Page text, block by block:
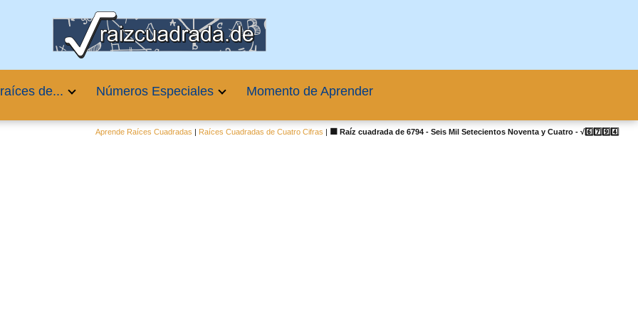
de... Números Especiales Momento de Aprender
Aprende Raíces Cuadradas | Raíces Cuadradas de Cuatro Cifras | 🟦 Raíz cuadrada de 6794 - Seis Mil Setecientos Noventa y Cuatro - √6️⃣7️⃣9️⃣4️⃣